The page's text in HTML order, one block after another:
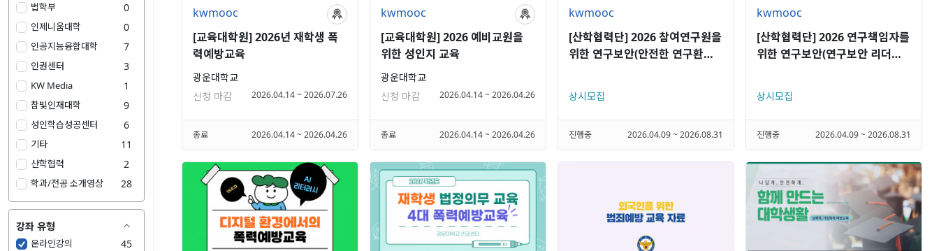
법학부 0
인제니움대학 0
인공지능융합대학 7
인권센터 3
KW Media 1
참빛인재대학 9
성인학습성공센터 6
기타 11
산학협력 2
학과/전공 소개영상 28
강좌 유형 
온라인강의 45
kwmooc
[교육대학원] 2026년 재학생 폭
력예방교육
광운대학교
신청 마감
2026.04.14 ~ 2026.07.26
종료 2026.04.14 ~ 2026.04.26
kwmooc
[교육대학원] 2026 예비교원을
위한 성인지 교육
광운대학교
신청 마감
2026.04.14 ~ 2026.04.26
종료 2026.04.14 ~ 2026.04.26
kwmooc
[산학협력단] 2026 참여연구원을
위한 연구보안(안전한 연구환경
상시모집
진행중 2026.04.09 ~ 2026.08.31
kwmooc
[산학협력단] 2026 연구책임자를
위한 연구보안(연구보안 리더십
상시모집
진행중 2026.04.09 ~ 2026.08.31